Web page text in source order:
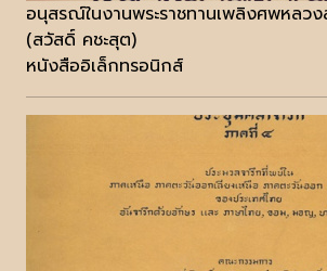
อนุสรณ์ในงานพระราชทานเพลิงศพหลว
(สวัสดิ์ คชะสุต)
หนังสืออิเล็กทรอนิกส์